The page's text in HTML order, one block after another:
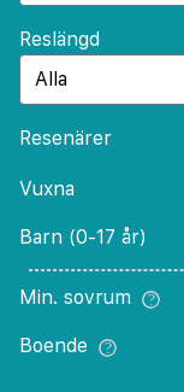
Reslängd
Resenärer
Vuxna
Barn (0-17 år)
Min. sovrum
Boende